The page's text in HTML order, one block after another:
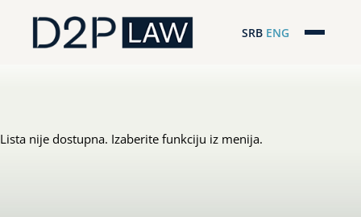
SRB ENG
Regionalna pokrivenost
Lista nije dostupna. Izaberite funkciju iz menija.